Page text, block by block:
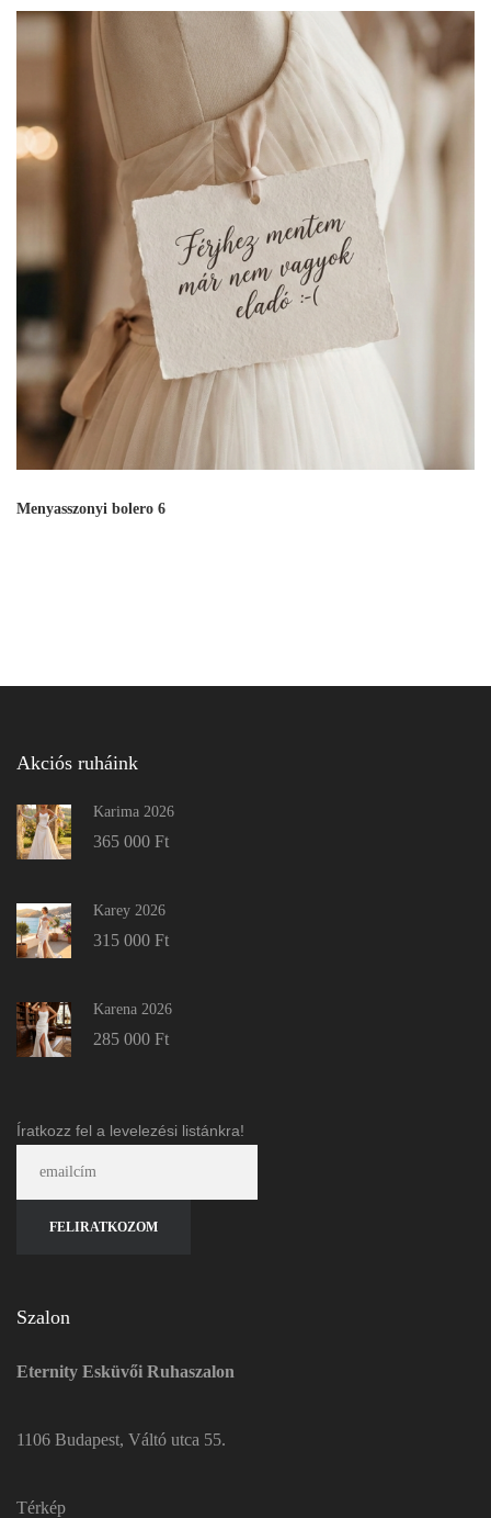
Menyasszonyi bolero 6
Akciós ruháink
Karima 2026
365 000 Ft
Karey 2026
315 000 Ft
Karena 2026
285 000 Ft
Íratkozz fel a levelezési listánkra!
Szalon
Eternity Esküvői Ruhaszalon
1106 Budapest, Váltó utca 55.
Térkép